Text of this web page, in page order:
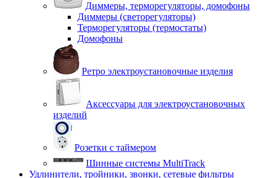
Диммеры, терморегуляторы, домофоны
Диммеры (светорегуляторы)
Терморегуляторы (термостаты)
Домофоны
Ретро электроустановочные изделия
Аксессуары для электроустановочных
изделий
Розетки с таймером
Шинные системы MultiTrack
Удлинители, тройники, звонки, сетевые фильтры